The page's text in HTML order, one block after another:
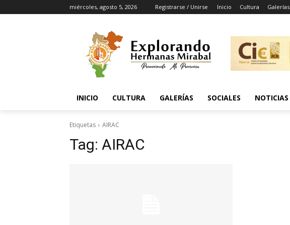
miércoles, agosto 5, 2026 Registrarse / Unirse Inicio Cultura Galerías
INICIO CULTURA GALERÍAS SOCIALES NOTICIAS
Etiquetas AIRAC
Tag: AIRAC